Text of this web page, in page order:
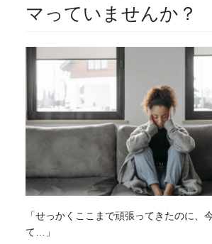
マっていませんか？
「せっかくここまで頑張ってきたのに、
て…」